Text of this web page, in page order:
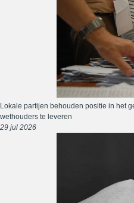
Lokale partijen behouden positie in het
wethouders te leveren
29 jul 2026